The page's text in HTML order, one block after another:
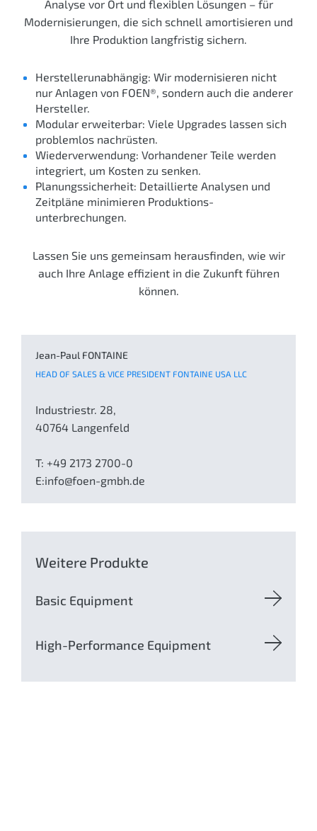
Analyse vor Ort und flexiblen Lösungen – für
Modernisierungen, die sich schnell amortisieren und
Ihre Produktion langfristig sichern.
Herstellerunabhängig: Wir modernisieren nicht
nur Anlagen von FOEN®, sondern auch die anderer
Hersteller.
Modular erweiterbar: Viele Upgrades lassen sich
problemlos nachrüsten.
Wiederverwendung: Vorhandener Teile werden
integriert, um Kosten zu senken.
Planungssicherheit: Detaillierte Analysen und
Zeitpläne minimieren Produktions­
unterbrechungen.
Lassen Sie uns gemeinsam herausfinden, wie wir
auch Ihre Anlage effizient in die Zukunft führen
können.
Jean-Paul FONTAINE
HEAD OF SALES & VICE PRESIDENT FONTAINE USA LLC
Industriestr. 28,
40764 Langenfeld
T: +49 2173 2700-0
E:info@foen-gmbh.de
Weitere Produkte
Basic Equipment
High-Performance Equipment